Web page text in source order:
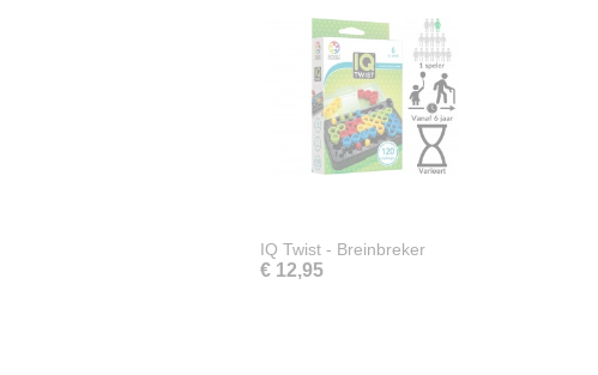
IQ Twist - Breinbreker
€ 12,95